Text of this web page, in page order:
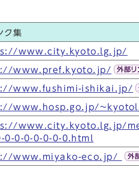
ク集
www.city.kyoto.lg.jp/
www.pref.kyoto.jp/
www.fushimi-ishikai.jp/
www.hosp.go.jp/
www.city.kyoto.lg.jp/
0-0-0-0-0-0-0.html
www.miyako-eco.jp/